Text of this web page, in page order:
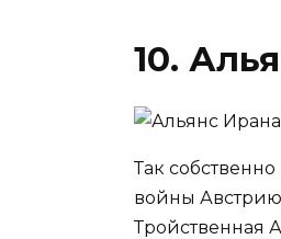
10.
Так
войны
Тройственная